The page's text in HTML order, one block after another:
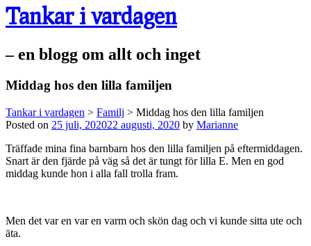
Tankar i vardagen
– en blogg om allt och inget
Middag hos den lilla familjen
Tankar i vardagen > Familj > Middag hos den lilla familjen
Posted on 25 juli, 202022 augusti, 2020 by Marianne
Träffade mina fina barnbarn hos den lilla familjen på eftermiddagen.
Snart är den fjärde på väg så det är tungt för lilla E. Men en god
middag kunde hon i alla fall trolla fram.
Men det var en var en varm och skön dag och vi kunde sitta ute och
äta.